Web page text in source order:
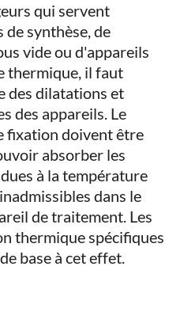
qui servent
de synthèse, de
vide ou d'appareils
thermique, il faut
des dilatations et
des appareils. Le
fixation doivent être
absorber les
à la température
dans le
de traitement. Les
thermique spécifiques
base à cet effet.